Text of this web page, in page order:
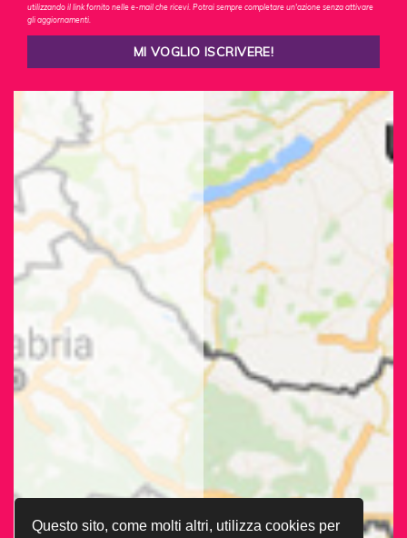
Questo sito, come molti altri, utilizza cookies per
utilizzando il link fornito nelle e-mail che ricevi. Potrai sempre completare un'azione senza attivare
gli aggiornamenti.